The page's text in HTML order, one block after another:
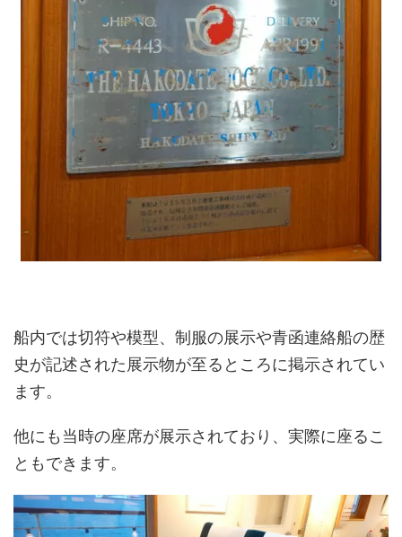
船内では切符や模型、制服の展示や青函連絡船の歴
史が記述された展示物が至るところに掲示されてい
ます。
他にも当時の座席が展示されており、実際に座るこ
ともできます。